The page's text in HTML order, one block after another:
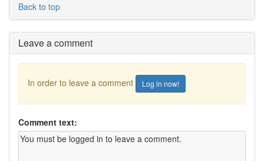
Back to top
Leave a comment
In order to leave a comment Log in now!
Comment text: